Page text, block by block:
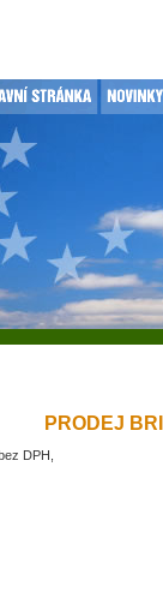
PRODEJ
DPH,